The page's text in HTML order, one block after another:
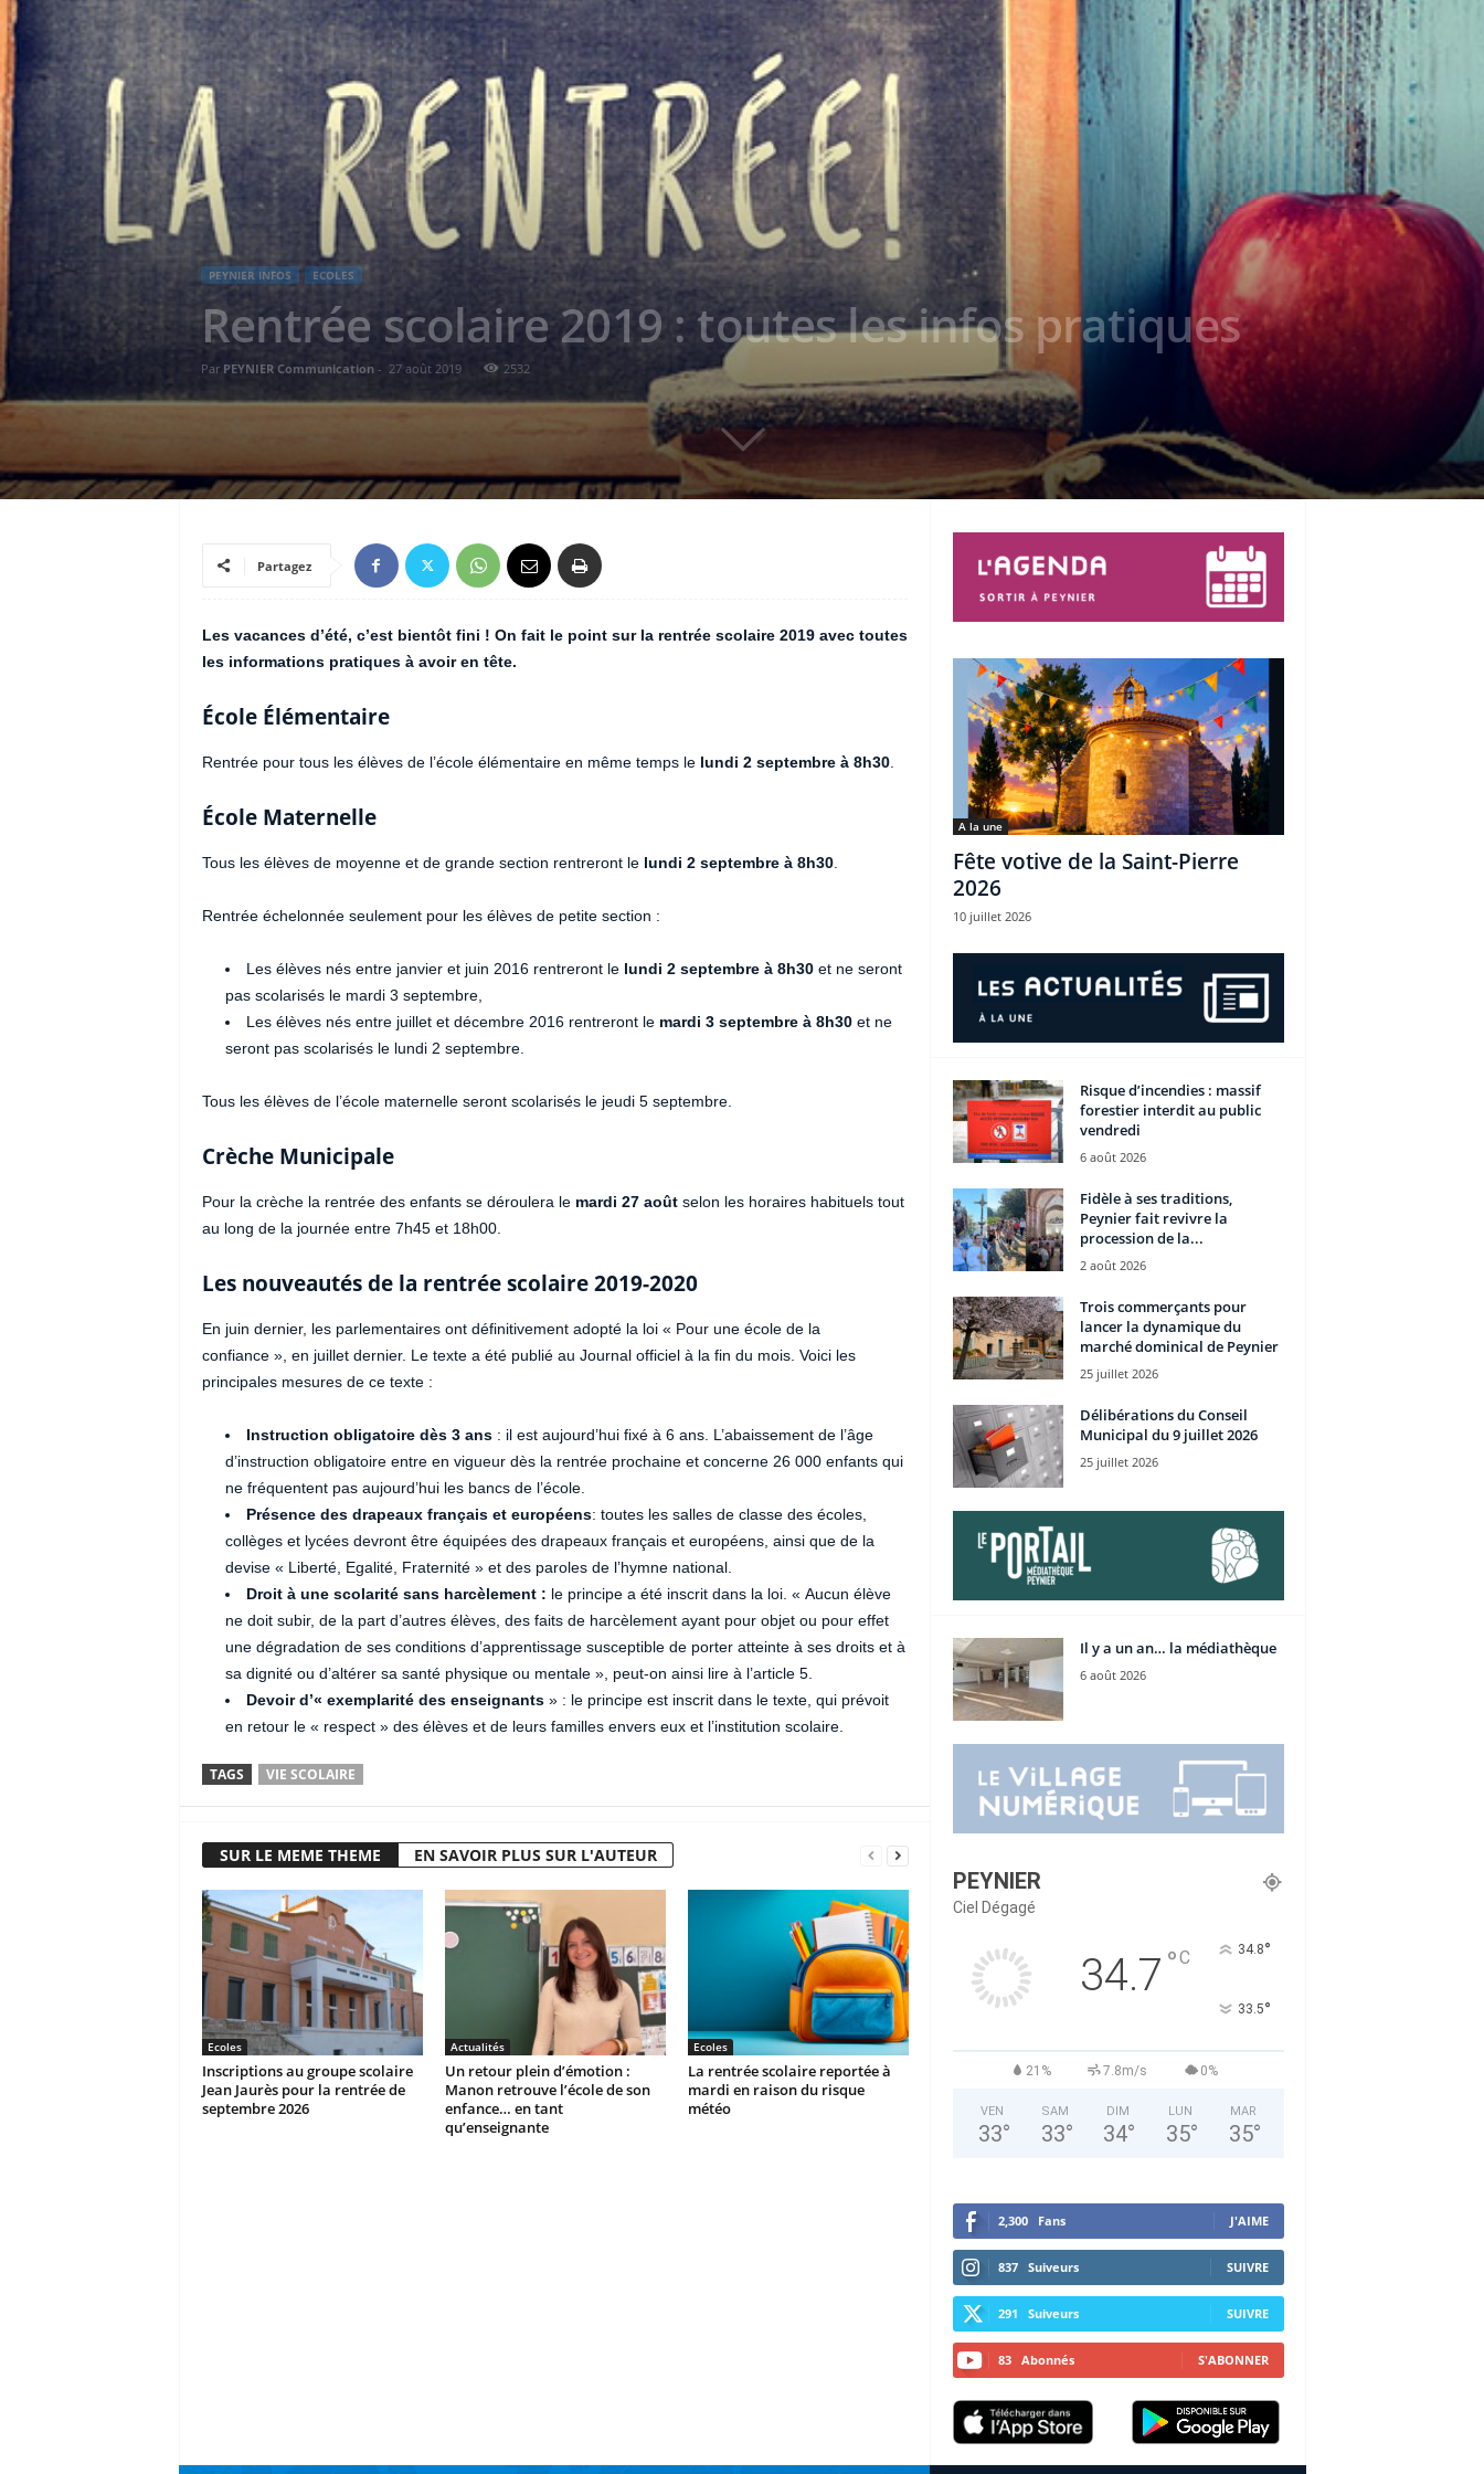
PEYNIER INFOS ECOLES
Rentrée scolaire 2019 : toutes les infos pratiques
Par PEYNIER Communication- 27 août 2019 2532
Partagez
Les vacances d’été, c’est bientôt fini ! On fait le point sur la rentrée scolaire 2019 avec toutes
les informations pratiques à avoir en tête.
École Élémentaire
Rentrée pour tous les élèves de l’école élémentaire en même temps le lundi 2 septembre à 8h30.
École Maternelle
Tous les élèves de moyenne et de grande section rentreront le lundi 2 septembre à 8h30.
Rentrée échelonnée seulement pour les élèves de petite section :
Les élèves nés entre janvier et juin 2016 rentreront le lundi 2 septembre à 8h30et ne seront
pas scolarisés le mardi 3 septembre,
Les élèves nés entre juillet et décembre 2016 rentreront le mardi 3 septembre à 8h30et ne
seront pas scolarisés le lundi 2 septembre.
Tous les élèves de l’école maternelle seront scolarisés le jeudi 5 septembre.
Crèche Municipale
Pour la crèche la rentrée des enfants se déroulera le mardi 27 aoûtselon les horaires habituels tout
au long de la journée entre 7h45 et 18h00.
Les nouveautés de la rentrée scolaire 2019-2020
En juin dernier, les parlementaires ont définitivement adopté la loi « Pour une école de la
confiance », en juillet dernier. Le texte a été publié au Journal officiel à la fin du mois. Voici les
principales mesures de ce texte :
Instruction obligatoire dès 3 ans: il est aujourd’hui fixé à 6 ans. L’abaissement de l’âge
d’instruction obligatoire entre en vigueur dès la rentrée prochaine et concerne 26 000 enfants qui
ne fréquentent pas aujourd’hui les bancs de l’école.
Présence des drapeaux français et européens: toutes les salles de classe des écoles,
collèges et lycées devront être équipées des drapeaux français et européens, ainsi que de la
devise « Liberté, Egalité, Fraternité » et des paroles de l’hymne national.
Droit à une scolarité sans harcèlement : le principe a été inscrit dans la loi. « Aucun élève
ne doit subir, de la part d’autres élèves, des faits de harcèlement ayant pour objet ou pour effet
une dégradation de ses conditions d’apprentissage susceptible de porter atteinte à ses droits et à
sa dignité ou d’altérer sa santé physique ou mentale », peut-on ainsi lire à l’article 5.
Devoir d’« exemplarité des enseignants» : le principe est inscrit dans le texte, qui prévoit
en retour le « respect » des élèves et de leurs familles envers eux et l’institution scolaire.
TAGS VIE SCOLAIRE
SUR LE MEME THEME EN SAVOIR PLUS SUR L'AUTEUR
Ecoles
Inscriptions au groupe scolaire
Jean Jaurès pour la rentrée de
septembre 2026
Actualités
Un retour plein d’émotion :
Manon retrouve l’école de son
enfance… en tant
qu’enseignante
Ecoles
La rentrée scolaire reportée à
mardi en raison du risque
météo
A la une
Fête votive de la Saint-Pierre
2026
10 juillet 2026
Risque d’incendies : massif
forestier interdit au public
vendredi
6 août 2026
Fidèle à ses traditions,
Peynier fait revivre la
procession de la...
2 août 2026
Trois commerçants pour
lancer la dynamique du
marché dominical de Peynier
25 juillet 2026
Délibérations du Conseil
Municipal du 9 juillet 2026
25 juillet 2026
Il y a un an… la médiathèque
6 août 2026
PEYNIER
Ciel Dégagé
34.7 °C 34.8°
33.5°
21% 7.8m/s 0%
VEN
33°
SAM
33°
DIM
34°
LUN
35°
MAR
35°
2,300 Fans J'AIME
837 Suiveurs SUIVRE
291 Suiveurs SUIVRE
83 Abonnés S'ABONNER